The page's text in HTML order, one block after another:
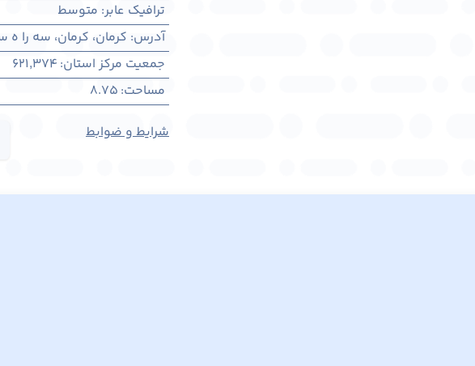
ترافیک عابر: متوسط
آدرس: کرمان، كرمان، سه را ه
جمعیت مرکز استان:
621,374
مساحت:
8.75
شرایط و ضوابط